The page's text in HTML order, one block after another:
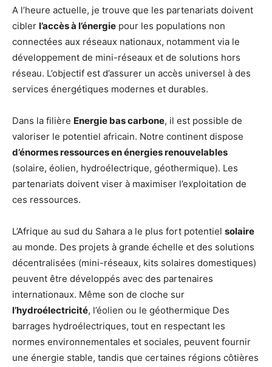
A l’heure actuelle, je trouve que les partenariats doivent
cibler l’accès à l’énergie pour les populations non
connectées aux réseaux nationaux, notamment via le
développement de mini-réseaux et de solutions hors
réseau. L’objectif est d’assurer un accès universel à des
services énergétiques modernes et durables.
Dans la filière Energie bas carbone, il est possible de
valoriser le potentiel africain. Notre continent dispose
d’énormes ressources en énergies renouvelables
(solaire, éolien, hydroélectrique, géothermique). Les
partenariats doivent viser à maximiser l’exploitation de
ces ressources.
L’Afrique au sud du Sahara a le plus fort potentiel solaire
au monde. Des projets à grande échelle et des solutions
décentralisées (mini-réseaux, kits solaires domestiques)
peuvent être développés avec des partenaires
internationaux. Même son de cloche sur
l’hydroélectricité, l’éolien ou le géothermique Des
barrages hydroélectriques, tout en respectant les
normes environnementales et sociales, peuvent fournir
une énergie stable, tandis que certaines régions côtières